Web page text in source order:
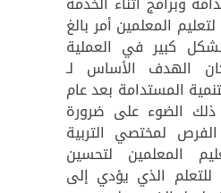
المعلمين أمر بالغ
كبير في العملية
الهدف الأساس لـ
المستدامة بعد عام
ذلك الضوء على ضرورة
لمختصي التربية
المعلمين لتحسين
الذي يؤدي إلى